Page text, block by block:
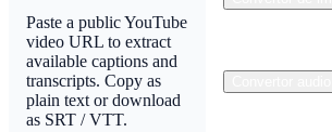
Paste a public YouTube
video URL to extract
available captions and
transcripts. Copy as
plain text or download
as SRT / VTT.